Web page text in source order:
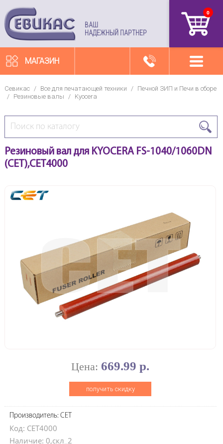
ВАШ
НАДЕЖНЫЙ ПАРТНЕР
0
МАГАЗИН
Севикас / Все для печатающей техники /
Печной ЗИП и Печи в сборе
/
Резиновые валы / Kyocera
Резиновый вал для KYOCERA FS-1040/1060DN
(CET),CET4000
Цена: 669.99 р.
получить скидку
Производитель: CET
Код: CET4000
Наличие: 0,скл_2